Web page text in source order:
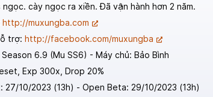
ngọc. cày ngọc ra xiền. Đã vận hành hơn 2 năm.
http://muxungba.com
trợ: http://facebook.com/muxungba
6.9 (Mu SS6) - Máy chủ: Bảo Bình
Exp 300x, Drop 20%
27/10/2023 (13h) - Open Beta: 29/10/2023 (13h)